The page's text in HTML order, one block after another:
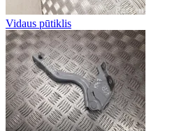
Vidaus pūtiklis